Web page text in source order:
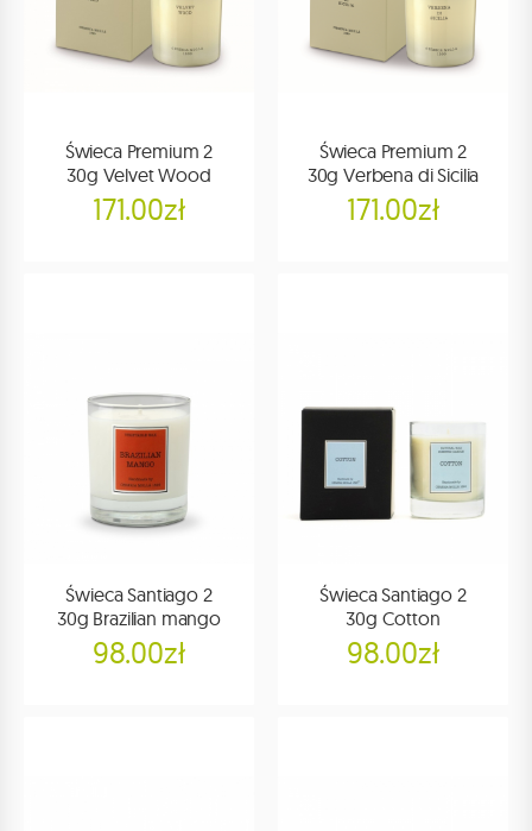
Świeca Premium 2
30g Velvet Wood
171.00zł
Świeca Premium 2
30g Verbena di Sicilia
171.00zł
Świeca Santiago 2
30g Brazilian mango
98.00zł
Świeca Santiago 2
30g Cotton
98.00zł